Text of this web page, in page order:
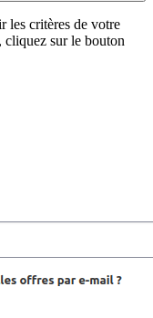
les critères de votre
cliquez sur le bouton